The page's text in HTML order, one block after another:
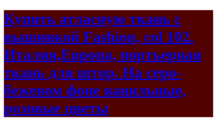
Купить атласную ткань с
вышивкой Fashion, col 102.
Италия,Европа, портьерная
ткань для штор. На серо-
бежевом фоне ванильные,
розовые цветы